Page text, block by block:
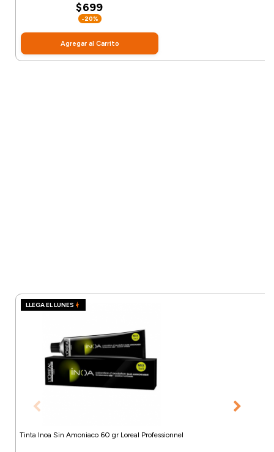
$699
-20%
Agregar al Carrito
LLEGA EL LUNES
Tinta Inoa Sin Amoniaco 60 gr Loreal Professionnel